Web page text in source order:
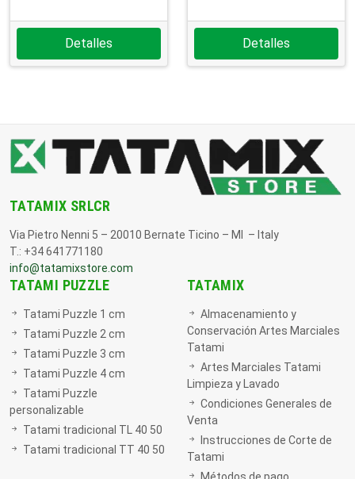
Detalles Detalles
TATAMIX SRLCR
Via Pietro Nenni 5 – 20010 Bernate Ticino – MI – Italy
T.: +34 641771180
info@tatamixstore.com
TATAMI PUZZLE
Tatami Puzzle 1 cm
Tatami Puzzle 2 cm
Tatami Puzzle 3 cm
Tatami Puzzle 4 cm
Tatami Puzzle
personalizable
Tatami tradicional TL 40 50
Tatami tradicional TT 40 50
TATAMIX
Almacenamiento y
Conservación Artes Marciales
Tatami
Artes Marciales Tatami
Limpieza y Lavado
Condiciones Generales de
Venta
Instrucciones de Corte de
Tatami